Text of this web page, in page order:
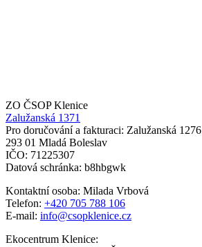
ZO ČSOP Klenice
Zalužanská 1371
Pro doručování a fakturaci: Zalužanská 1276
293 01 Mladá Boleslav
IČO: 71225307
Datová schránka: b8hbgwk
Kontaktní osoba: Milada Vrbová
Telefon: +420 705 788 106
E-mail: info@csopklenice.cz
Ekocentrum Klenice: